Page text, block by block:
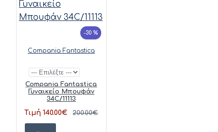
-30 %
Compania Fantastica
Compania Fantastica
Γυναικείο Μπουφάν
34C/11113
Τιμή 140.00€ 200.00€